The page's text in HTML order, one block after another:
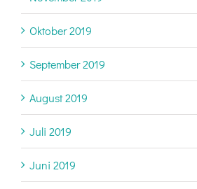
Oktober 2019
September 2019
August 2019
Juli 2019
Juni 2019